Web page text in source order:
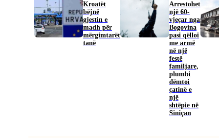
Kroatët
bëjnë
gjestin e
madh për
mërgimtarët
tanë
Arrestohet
një 60-
vjeçar nga
Bogovina
pasi qëlloi
me armë
në një
festë
familjare,
plumbi
dëmtoi
çatinë e
një
shtëpie në
Siniçan